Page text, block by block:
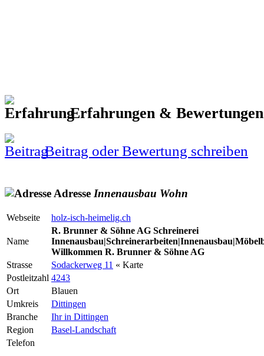
Erfahrungen &
Beitrag oder Bewertung schreiben
Adresse Innenausbau Wohn
Webseite holz-isch-heimelig.ch
Name
R. Brunner & Söhne AG Schreinerei
Willkommen R. Brunner & Söhne AG
Strasse
Sodackerweg 11 « Karte
Postleitzahl 4243
Ort
Blauen
Umkreis
Dittingen
Branche
Ihr in Dittingen
Region
Basel-Landschaft
Telefon